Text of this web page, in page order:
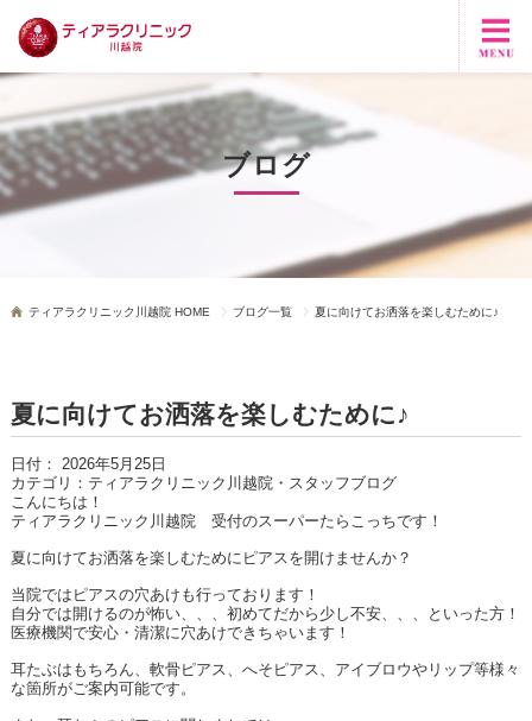
ブログ
ティアラクリニック川越院 HOME ブログ一覧 夏に向けてお洒落を楽しむために♪
夏に向けてお洒落を楽しむために♪
日付： 2026年5月25日
カテゴリ： ティアラクリニック川越院・スタッフブログ
こんにちは！
ティアラクリニック川越院 受付のスーパーたらこっちです！
夏に向けてお洒落を楽しむためにピアスを開けませんか？
当院ではピアスの穴あけも行っております！
自分では開けるのが怖い、、、初めてだから少し不安、、、といった方！
医療機関で安心・清潔に穴あけできちゃいます！
耳たぶはもちろん、軟骨ピアス、へそピアス、アイブロウやリップ等様々
な箇所がご案内可能です。